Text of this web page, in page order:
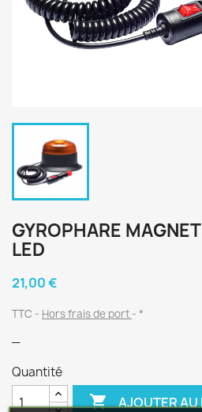
GYROPHARE
LED
21,00 €
TTC Hors frais de port *
Quantité
 AJOUTER AU